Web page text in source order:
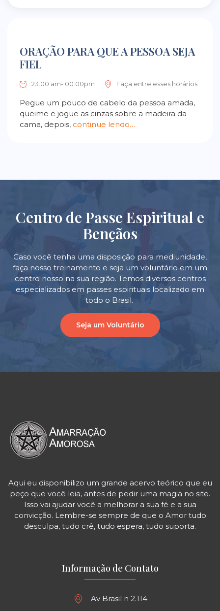
ORAÇÃO PARA QUE A PESSOA SEJA
FIEL
23:00 am- 00:00pm Faça entre esses horários
Pegue um pouco de cabelo da pessoa amada,
queime e jogue as cinzas sobre a madeira da
cama, depois, continue lendo…
Centro de Passe Espiritual e
Bençãos
Caso você tenha uma disposição para mediunidade,
faça nosso treinamento e seja um voluntário em um
centro nosso na sua região. Temos diversos centros
especializados em passes espirituais localizado em
todo o Brasil.
Seja um Voluntário
Aqui eu disponibilizo um grande acervo teórico que eu
peço que você leia, antes de pedir uma magia no site.
Isso vai ajudar você a melhorar a sua fé e a sua
convicção. Lembre-se sempre de que o Amor tudo
desculpa, tudo crê, tudo espera, tudo suporta.
Informação de Contato
Av Brasil n 2.114